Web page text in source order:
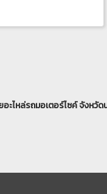
อะไหล่รถมอเตอร์ไซค์จังหวัด